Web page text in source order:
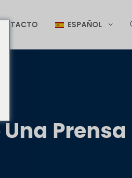
ESPAÑOL
Prensa